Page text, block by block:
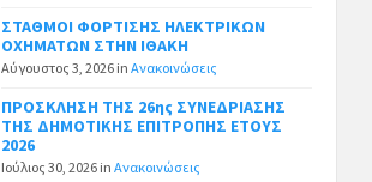
ΣΤΑΘΜΟΙ ΦΟΡΤΙΣΗΣ ΗΛΕΚΤΡΙΚΩΝ
ΟΧΗΜΑΤΩΝ ΣΤΗΝ ΙΘΑΚΗ
Αύγουστος 3, 2026 inΑνακοινώσεις
ΠΡΟΣΚΛΗΣΗ ΤΗΣ 26ης ΣΥΝΕΔΡΙΑΣΗΣ
ΤΗΣ ΔΗΜΟΤΙΚΗΣ ΕΠΙΤΡΟΠΗΣ ΕΤΟΥΣ
2026
Ιούλιος 30, 2026 inΑνακοινώσεις